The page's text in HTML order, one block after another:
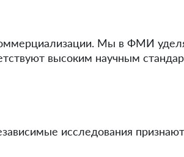
Мы в ФМИ
высоким научным
исследования